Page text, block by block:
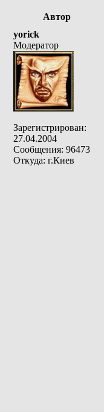
Автор
yorick
Модератор
Зарегистрирован:
27.04.2004
Сообщения: 96473
Откуда: г.Киев